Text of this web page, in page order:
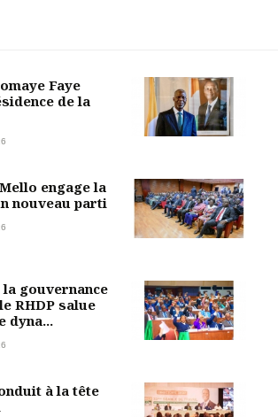
Faye
de la
engage la
nouveau parti
gouvernance
RHDP salue
dyna...
à la tête